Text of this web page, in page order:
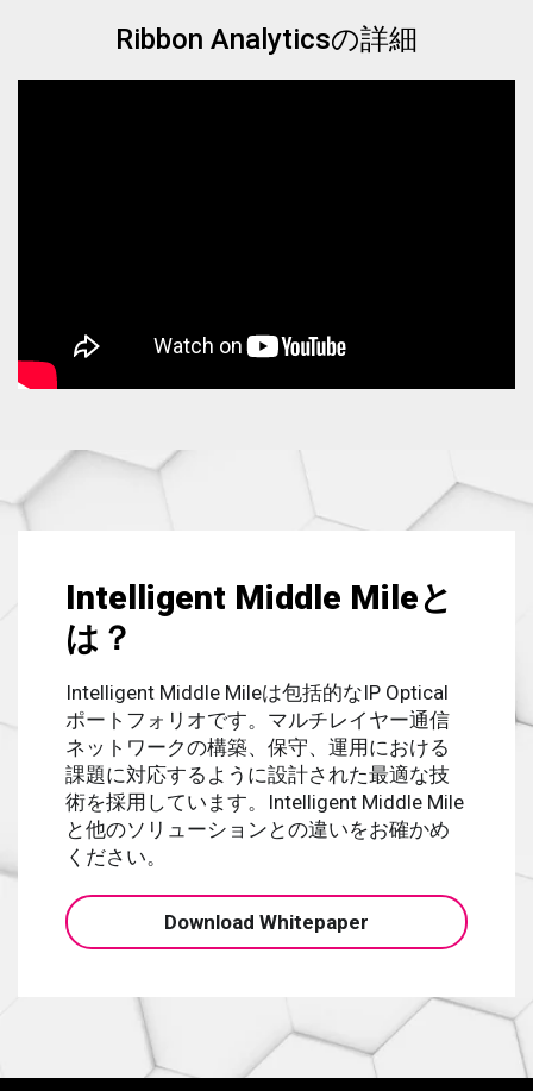
Ribbon Analyticsの詳細
Intelligent Middle Mileと
は？
Intelligent Middle Mileは包括的なIP Optical
ポートフォリオです。マルチレイヤー通信
ネットワークの構築、保守、運用における
課題に対応するように設計された最適な技
術を採用しています。Intelligent Middle Mile
と他のソリューションとの違いをお確かめ
ください。
Download Whitepaper